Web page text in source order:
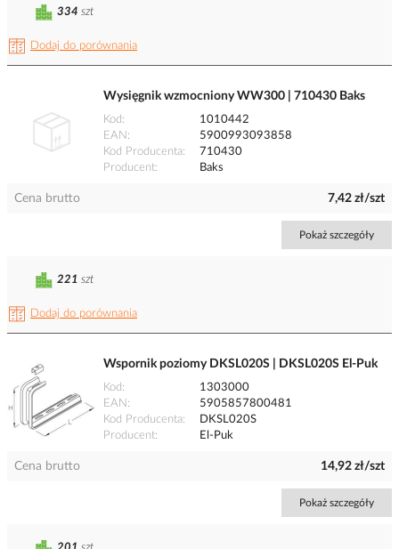
Dodaj do porównania
334 szt
Wysięgnik wzmocniony WW300 | 710430 Baks
Kod
1010442
EAN
5900993093858
Kod Producenta
710430
Producent
Baks
Cena brutto 7,42 zł/szt
Pokaż szczegóły
Dodaj do porównania
221 szt
Wspornik poziomy DKSL020S | DKSL020S El-Puk
Kod
1303000
EAN
5905857800481
Kod Producenta
DKSL020S
Producent
El-Puk
Cena brutto 14,92 zł/szt
Pokaż szczegóły